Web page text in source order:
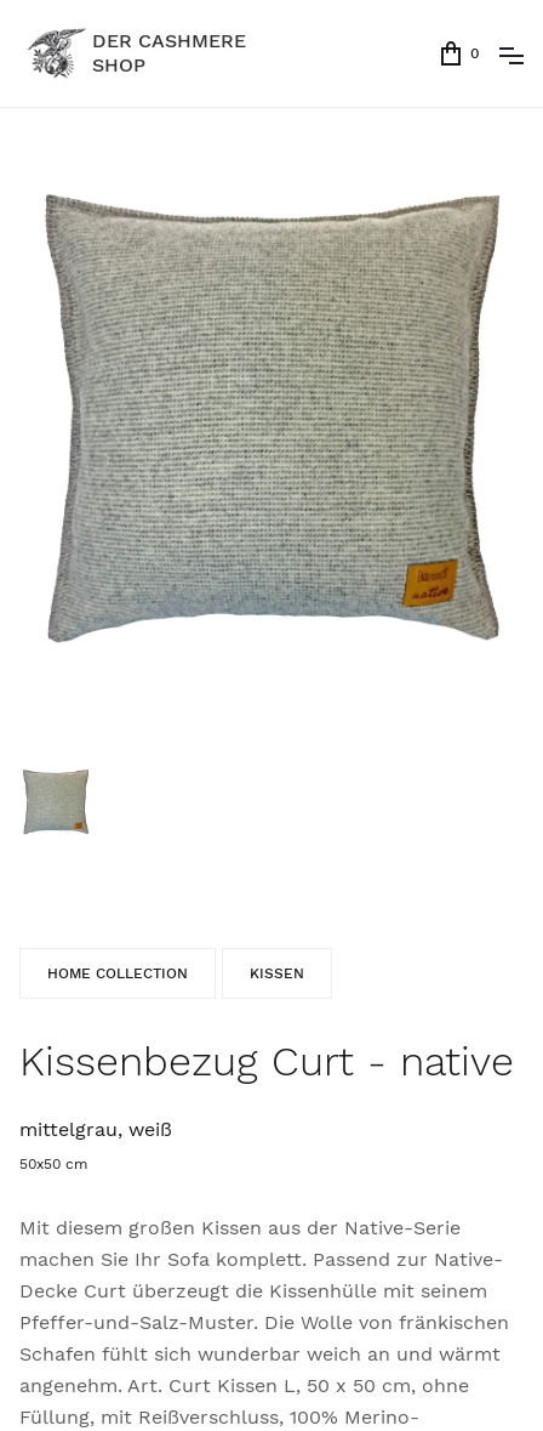
DER CASHMERE
SHOP
0
HOME COLLECTION KISSEN
Kissenbezug Curt - native
mittelgrau, weiß
50x50 cm
Mit diesem großen Kissen aus der Native-Serie
machen Sie Ihr Sofa komplett. Passend zur Native-
Decke Curt überzeugt die Kissenhülle mit seinem
Pfeffer-und-Salz-Muster. Die Wolle von fränkischen
Schafen fühlt sich wunderbar weich an und wärmt
angenehm. Art. Curt Kissen L, 50 x 50 cm, ohne
Füllung, mit Reißverschluss, 100% Merino-